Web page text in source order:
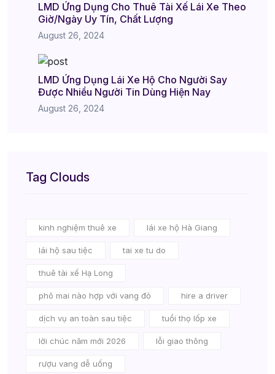
LMD Ứng Dụng Cho Thuê Tài Xế Lái Xe Theo
Giờ/Ngày Uy Tín, Chất Lượng
August 26, 2024
LMD Ứng Dụng Lái Xe Hộ Cho Người Say
Được Nhiều Người Tin Dùng Hiện Nay
August 26, 2024
Tag Clouds
kinh nghiệm thuê xe lái xe hộ Hà Giang
lái hộ sau tiệc tai xe tu do
thuê tài xế Hạ Long
phô mai nào hợp với vang đỏ hire a driver
dịch vụ an toàn sau tiệc tuổi thọ lốp xe
lời chúc năm mới 2026 lỗi giao thông
rượu vang dễ uống